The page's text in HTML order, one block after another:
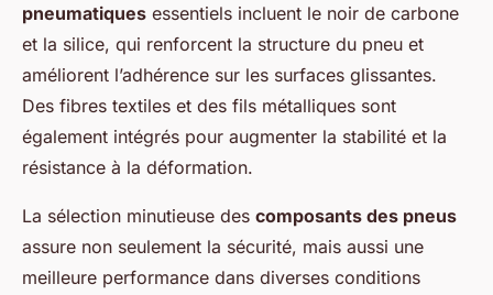
pneumatiques essentiels incluent le noir de carbone
et la silice, qui renforcent la structure du pneu et
améliorent l’adhérence sur les surfaces glissantes.
Des fibres textiles et des fils métalliques sont
également intégrés pour augmenter la stabilité et la
résistance à la déformation.
La sélection minutieuse des composants des pneus
assure non seulement la sécurité, mais aussi une
meilleure performance dans diverses conditions